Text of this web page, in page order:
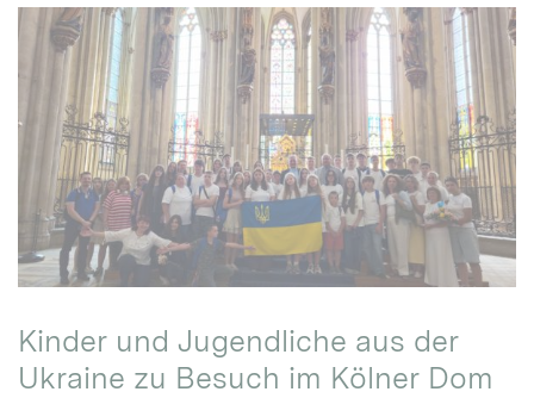
Kinder und Jugendliche aus der
Ukraine zu Besuch im Kölner Dom